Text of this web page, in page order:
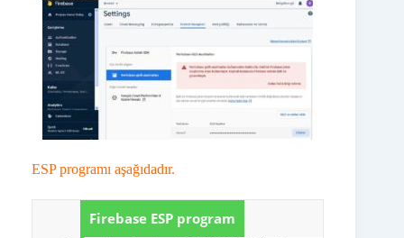
ESP programı aşağıdadır.
Firebase ESP program